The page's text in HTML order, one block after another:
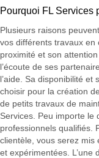
Pourquoi FL Services
Plusieurs raisons
vos différents travaux en
proximité et son
l’écoute de ses
l’aide. Sa disponibilité
choisir pour la création
de petits travaux de
Services. Peu importe le
professionnels qualifiés.
clientèle, vous serez mis
et expérimentées. L’une